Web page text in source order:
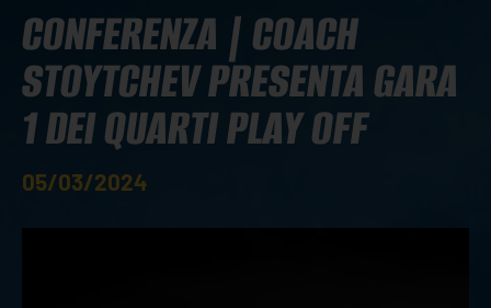
CONFERENZA | COACH
STOYTCHEV PRESENTA GARA
1 DEI QUARTI PLAY OFF
05/03/2024